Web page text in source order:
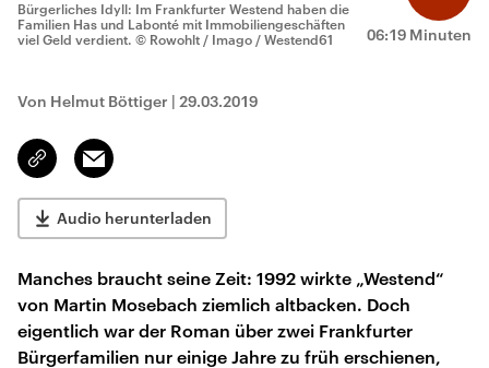
06:19 Minuten
Bürgerliches Idyll: Im Frankfurter Westend haben die
Familien Has und Labonté mit Immobiliengeschäften
viel Geld verdient. © Rowohlt / Imago / Westend61
Von Helmut Böttiger | 29.03.2019
Link
kopieren/teilen
Email
Audio herunterladen
Manches braucht seine Zeit: 1992 wirkte „Westend“
von Martin Mosebach ziemlich altbacken. Doch
eigentlich war der Roman über zwei Frankfurter
Bürgerfamilien nur einige Jahre zu früh erschienen,